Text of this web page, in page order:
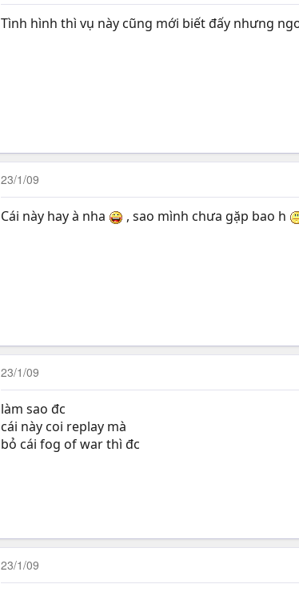
Tình hình thì vụ này cũng mới biết đấy nhưng
23/1/09
Cái này hay à nha , sao mình chưa gặp bao h
23/1/09
làm sao đc
cái này coi replay mà
bỏ cái fog of war thì đc
23/1/09